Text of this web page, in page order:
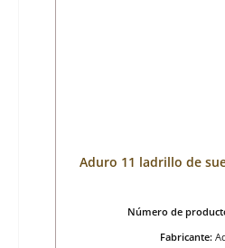
Aduro 11 ladrillo de
Número de
Fabricante: